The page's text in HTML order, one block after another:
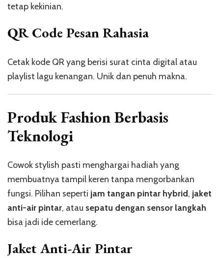
tetap kekinian.
QR Code Pesan Rahasia
Cetak kode QR yang berisi surat cinta digital atau
playlist lagu kenangan. Unik dan penuh makna.
Produk Fashion Berbasis
Teknologi
Cowok stylish pasti menghargai hadiah yang
membuatnya tampil keren tanpa mengorbankan
fungsi. Pilihan seperti jam tangan pintar hybrid, jaket
anti-air pintar, atau sepatu dengan sensor langkah
bisa jadi ide cemerlang.
Jaket Anti-Air Pintar